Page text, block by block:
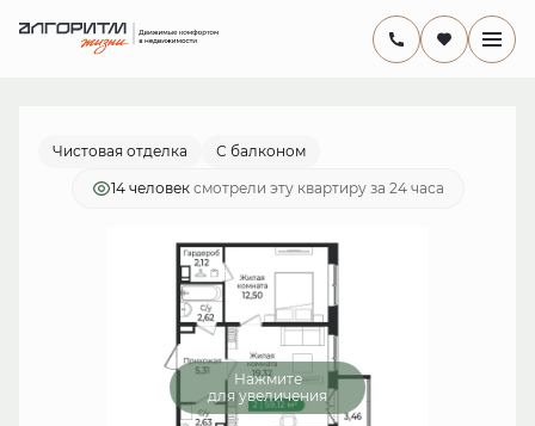
2-комнатная
11 587 520 руб.
от 33 714 руб./мес.
Чистовая отделка С балконом
14 человек смотрели эту квартиру за 24 часа
Нажмите
для увеличения